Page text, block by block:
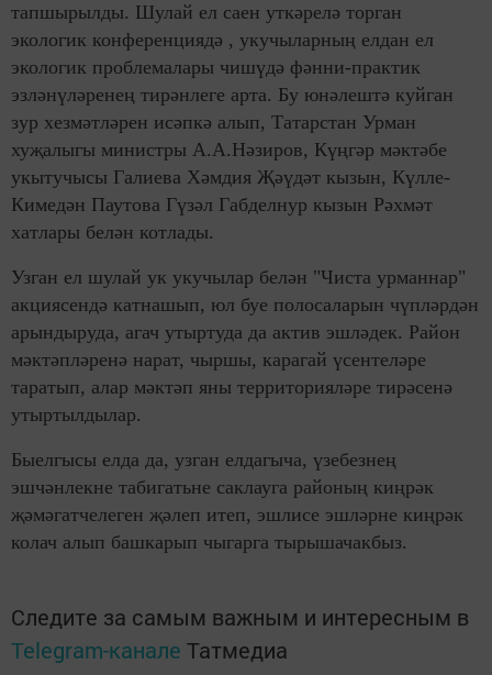
тапшырылды. Шулай ел саен уткәрелә торган
экологик конференциядә , укучыларның елдан ел
экологик проблемалары чишүдә фәнни-практик
эзләнүләренең тирәнлеге арта. Бу юнәлештә куйган
зур хезмәтләрен исәпкә алып, Татарстан Урман
хуҗалыгы министры А.А.Нәзиров, Күңгәр мәктәбе
укытучысы Галиева Хәмдия Җәүдәт кызын, Күлле-
Кимедән Паутова Гүзәл Габделнур кызын Рәхмәт
хатлары белән котлады.
Узган ел шулай ук укучылар белән "Чиста урманнар"
акциясендә катнашып, юл буе полосаларын чүпләрдән
арындыруда, агач утыртуда да актив эшләдек. Район
мәктәпләренә нарат, чыршы, карагай үсентеләре
таратып, алар мәктәп яны территорияләре тирәсенә
утыртылдылар.
Быелгысы елда да, узган елдагыча, үзебезнең
эшчәнлекне табигатьне саклауга районың киңрәк
җәмәгатчелеген җәлеп итеп, эшлисе эшләрне киңрәк
колач алып башкарып чыгарга тырышачакбыз.
Следите за самым важным и интересным в
Telegram-канале Татмедиа